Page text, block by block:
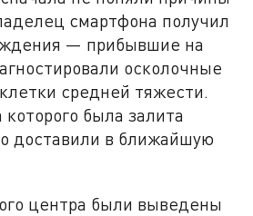
смартфона получил
— прибывшие на
осколочные
средней тяжести.
была залита
доставили в ближайшую
центра были выведены